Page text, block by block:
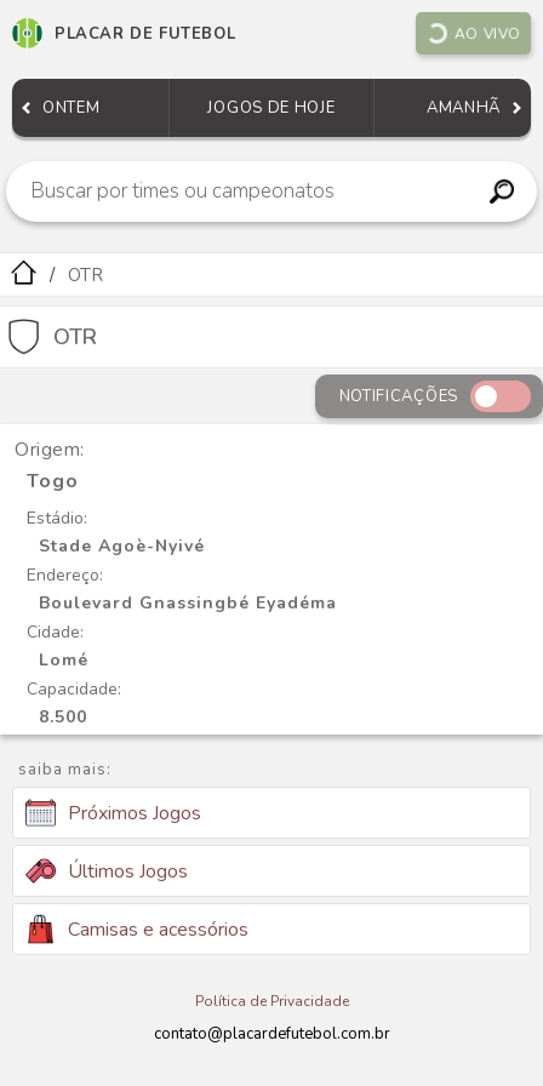
PLACAR DE FUTEBOL AO VIVO
ONTEM JOGOS DE HOJE AMANHÃ
OTR
OTR
NOTIFICAÇÕES
Origem:
Togo
Estádio:
Stade Agoè-Nyivé
Endereço:
Boulevard Gnassingbé Eyadéma
Cidade:
Lomé
Capacidade:
8.500
saiba mais:
Próximos Jogos
Últimos Jogos
Camisas e acessórios
Política de Privacidade
contato@placardefutebol.com.br